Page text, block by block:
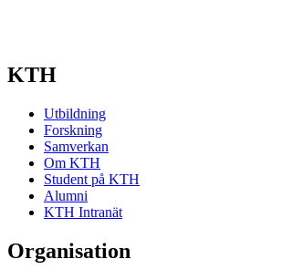
KTH
Utbildning
Forskning
Samverkan
Om KTH
Student på KTH
Alumni
KTH Intranät
Organisation